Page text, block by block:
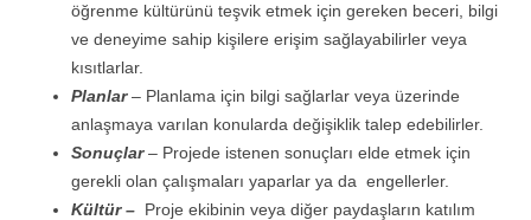
öğrenme kültürünü teşvik etmek için gereken beceri, bilgi
ve deneyime sahip kişilere erişim sağlayabilirler veya
kısıtlarlar.
Planlar– Planlama için bilgi sağlarlar veya üzerinde
anlaşmaya varılan konularda değişiklik talep edebilirler.
Sonuçlar– Projede istenen sonuçları elde etmek için
gerekli olan çalışmaları yaparlar ya da engellerler.
Kültür – Proje ekibinin veya diğer paydaşların katılım